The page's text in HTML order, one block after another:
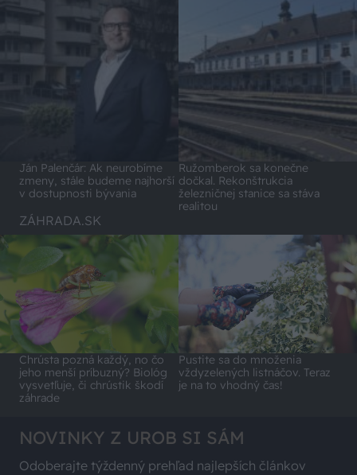
Ján Palenčár: Ak neurobíme
zmeny, stále budeme najhorší
v dostupnosti bývania
Ružomberok sa konečne
dočkal. Rekonštrukcia
železničnej stanice sa stáva
realitou
ZÁHRADA.SK
Chrústa pozná každý, no čo
jeho menší príbuzný? Biológ
vysvetľuje, či chrústik škodí
záhrade
Pustite sa do množenia
vždyzelených listnáčov. Teraz
je na to vhodný čas!
NOVINKY Z UROB SI SÁM
Odoberajte týždenný prehľad najlepších článkov